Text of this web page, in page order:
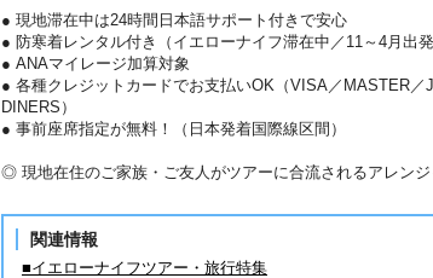
● 現地滞在中は24時間日本語サポート付きで安心
● 防寒着レンタル付き（イエローナイフ滞在中／11～4月出発
● ANAマイレージ加算対象
● 各種クレジットカードでお支払いOK（VISA／MASTER／
DINERS）
● 事前座席指定が無料！（日本発着国際線区間）
◎ 現地在住のご家族・ご友人がツアーに合流されるアレンジ
関連情報
■イエローナイフツアー・旅行特集